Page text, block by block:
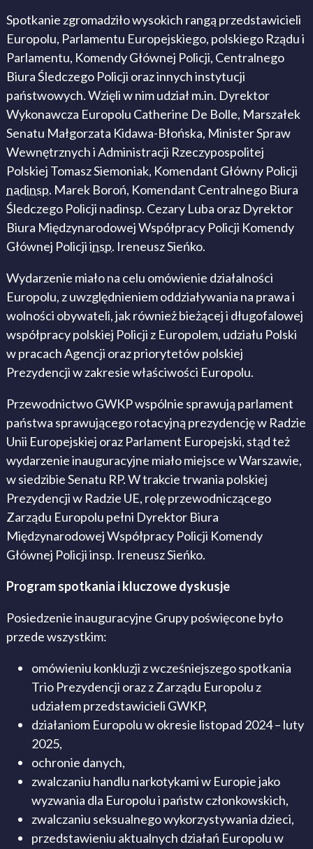
Spotkanie zgromadziło wysokich rangą przedstawicieli
Europolu, Parlamentu Europejskiego, polskiego Rządu i
Parlamentu, Komendy Głównej Policji, Centralnego
Biura Śledczego Policji oraz innych instytucji
państwowych. Wzięli w nim udział m.in. Dyrektor
Wykonawcza Europolu Catherine De Bolle, Marszałek
Senatu Małgorzata Kidawa-Błońska, Minister Spraw
Wewnętrznych i Administracji Rzeczypospolitej
Polskiej Tomasz Siemoniak, Komendant Główny Policji
nadinsp. Marek Boroń, Komendant Centralnego Biura
Śledczego Policji nadinsp. Cezary Luba oraz Dyrektor
Biura Międzynarodowej Współpracy Policji Komendy
Głównej Policji insp. Ireneusz Sieńko.
Wydarzenie miało na celu omówienie działalności
Europolu, z uwzględnieniem oddziaływania na prawa i
wolności obywateli, jak również bieżącej i długofalowej
współpracy polskiej Policji z Europolem, udziału Polski
w pracach Agencji oraz priorytetów polskiej
Prezydencji w zakresie właściwości Europolu.
Przewodnictwo GWKP wspólnie sprawują parlament
państwa sprawującego rotacyjną prezydencję w Radzie
Unii Europejskiej oraz Parlament Europejski, stąd też
wydarzenie inauguracyjne miało miejsce w Warszawie,
w siedzibie Senatu RP. W trakcie trwania polskiej
Prezydencji w Radzie UE, rolę przewodniczącego
Zarządu Europolu pełni Dyrektor Biura
Międzynarodowej Współpracy Policji Komendy
Głównej Policji insp. Ireneusz Sieńko.
Program spotkania i kluczowe dyskusje
Posiedzenie inauguracyjne Grupy poświęcone było
przede wszystkim:
omówieniu konkluzji z wcześniejszego spotkania
Trio Prezydencji oraz z Zarządu Europolu z
udziałem przedstawicieli GWKP,
działaniom Europolu w okresie listopad 2024 – luty
2025,
ochronie danych,
zwalczaniu handlu narkotykami w Europie jako
wyzwania dla Europolu i państw członkowskich,
zwalczaniu seksualnego wykorzystywania dzieci,
przedstawieniu aktualnych działań Europolu w